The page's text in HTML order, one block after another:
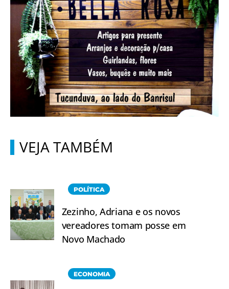
VEJA TAMBÉM
POLÍTICA
Zezinho, Adriana e os novos
vereadores tomam posse em
Novo Machado
ECONOMIA